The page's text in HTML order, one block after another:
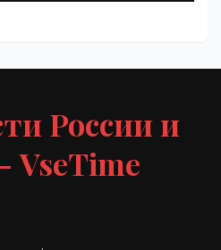
России и
VseTime